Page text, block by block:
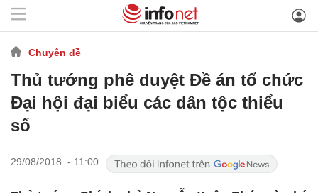
Chuyên đề
Thủ tướng phê duyệt Đề án tổ chức
Đại hội đại biểu các dân tộc thiểu
số
29/08/2018 - 11:00